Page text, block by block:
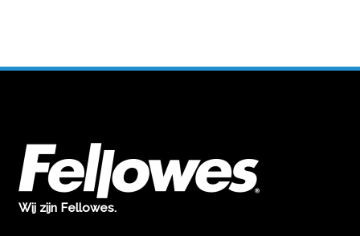
Wij zijn Fellowes.